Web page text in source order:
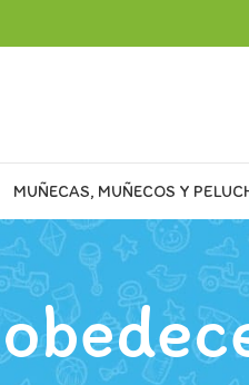
MUÑECAS, MUÑECOS Y